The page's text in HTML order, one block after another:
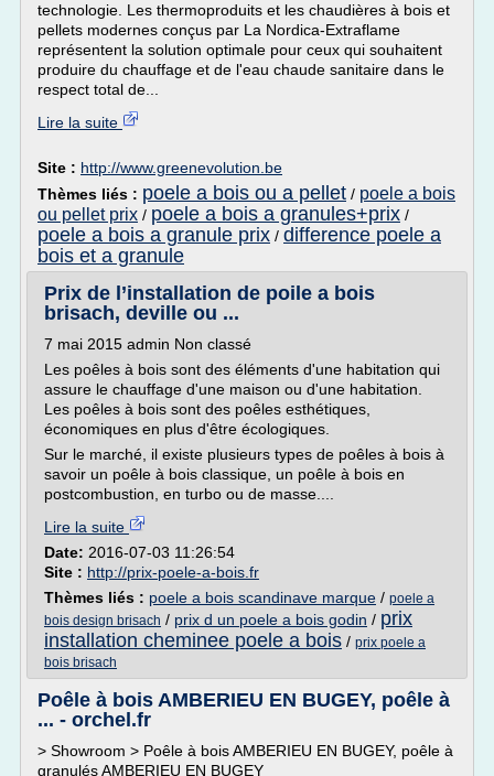
technologie. Les thermoproduits et les chaudières à bois et
pellets modernes conçus par La Nordica-Extraflame
représentent la solution optimale pour ceux qui souhaitent
produire du chauffage et de l'eau chaude sanitaire dans le
respect total de...
Lire la suite
Site : http://www.greenevolution.be
Thèmes liés : poele a bois ou a pellet / poele a bois
ou pellet prix / poele a bois a granules+prix /
poele a bois a granule prix / difference poele a
bois et a granule
Prix de l’installation de poile a bois
brisach, deville ou ...
7 mai 2015 admin Non classé
Les poêles à bois sont des éléments d'une habitation qui
assure le chauffage d'une maison ou d'une habitation.
Les poêles à bois sont des poêles esthétiques,
économiques en plus d'être écologiques.
Sur le marché, il existe plusieurs types de poêles à bois à
savoir un poêle à bois classique, un poêle à bois en
postcombustion, en turbo ou de masse....
Lire la suite
Date: 2016-07-03 11:26:54
Site : http://prix-poele-a-bois.fr
Thèmes liés : poele a bois scandinave marque / poele a
bois design brisach / prix d un poele a bois godin / prix
installation cheminee poele a bois / prix poele a
bois brisach
Poêle à bois AMBERIEU EN BUGEY, poêle à
... - orchel.fr
> Showroom > Poêle à bois AMBERIEU EN BUGEY, poêle à
granulés AMBERIEU EN BUGEY